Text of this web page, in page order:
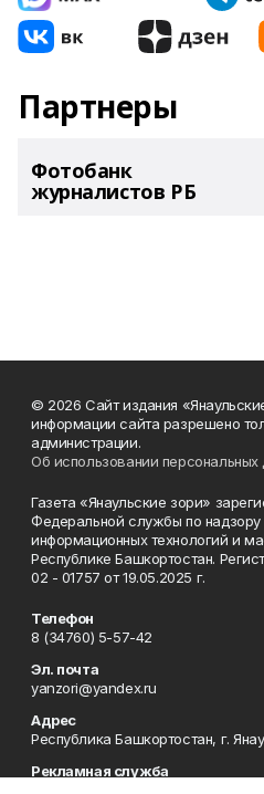
Партнеры
Фотобанк
журналистов РБ
© 2026 Сайт издания
информации сайта разрешено
администрации.
Об использовании персональных
Газета «Янаульские зори»
Федеральной службы по
информационных технологий и
Республике Башкортостан.
02 - 01757 от 19.05.2025 г.
Телефон
8 (34760) 5-57-42
Эл. почта
yanzori@yandex.ru
Адрес
Республика Башкортостан, г.
Рекламная служба